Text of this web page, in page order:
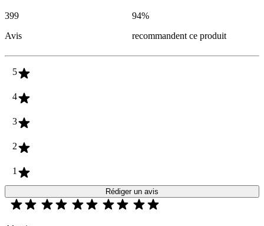
399
Avis
94%
recommandent ce produit
5
4
3
2
1
Rédiger un avis